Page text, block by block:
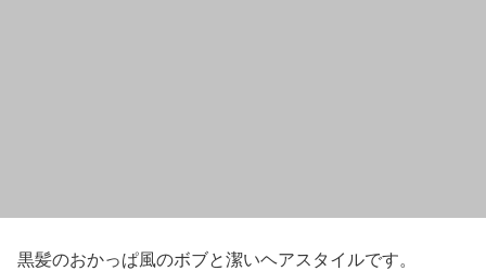
黒髪のおかっぱ風のボブと潔いヘアスタイルです。